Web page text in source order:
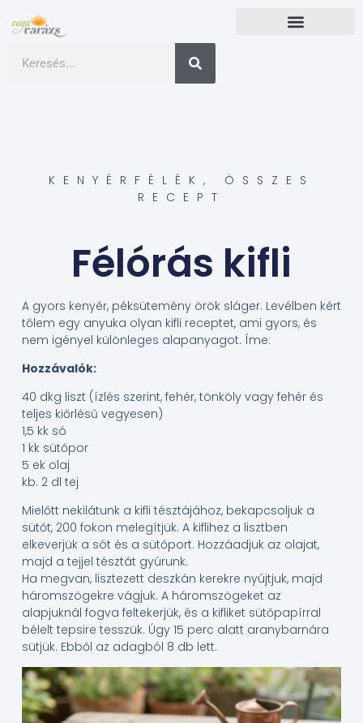
KENYÉRFÉLÉK , ÖSSZES
RECEPT
Félórás kifli
A gyors kenyér, péksütemény örök sláger. Levélben kért
tőlem egy anyuka olyan kifli receptet, ami gyors, és
nem igényel különleges alapanyagot. Íme:
Hozzávalók:
40 dkg liszt (ízlés szerint, fehér, tönköly vagy fehér és
teljes kiőrlésű vegyesen)
1,5 kk só
1 kk sütőpor
5 ek olaj
kb. 2 dl tej
Mielőtt nekilátunk a kifli tésztájához, bekapcsoljuk a
sütőt, 200 fokon melegítjük. A kiflihez a lisztben
elkeverjük a sót és a sütőport. Hozzáadjuk az olajat,
majd a tejjel tésztát gyúrunk.
Ha megvan, lisztezett deszkán kerekre nyújtjuk, majd
háromszögekre vágjuk. A háromszögeket az
alapjuknál fogva feltekerjük, és a kifliket sütőpapírral
bélelt tepsire tesszük. Úgy 15 perc alatt aranybarnára
sütjük. Ebből az adagból 8 db lett.